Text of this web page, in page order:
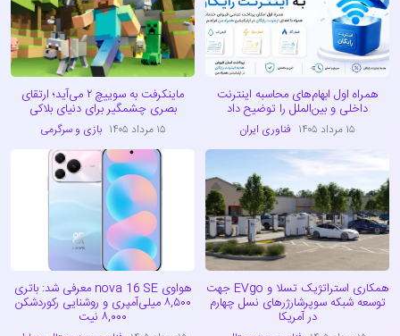
همراه اول ابهام‌های محاسبه اینترنت
داخلی و بین‌الملل را توضیح داد
۱۵ مرداد ۱۴۰۵ فناوری ایران
ماینکرفت به سوییچ ۲ می‌آید؛ ارتقای
بصری چشمگیر برای دنیای بلاکی
۱۵ مرداد ۱۴۰۵ بازی و سرگرمی
همکاری استراتژیک تسلا و EVgo جهت
توسعه شبکه سوپرشارژرهای نسل چهارم
در آمریکا
هواوی nova 16 SE معرفی شد: باتری
۸,۵۰۰ میلی‌آمپری و روشنایی رکوردشکن
۸,۰۰۰ نیت